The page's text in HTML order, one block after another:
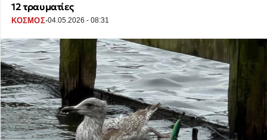
12 τραυματίες
ΚΟΣΜΟΣ·04.05.2026 - 08:31